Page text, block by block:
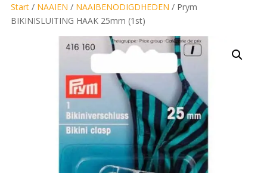
Start/ NAAIEN / NAAIBENODIGDHEDEN / Prym
BIKINISLUITING HAAK 25mm (1st)